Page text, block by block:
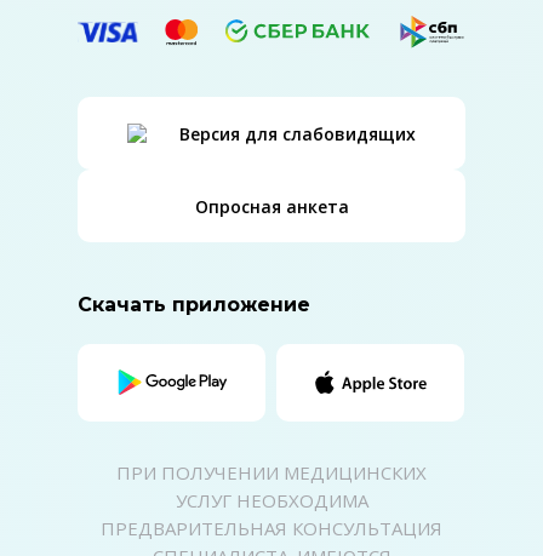
Скачать приложение
Версия для слабовидящих
Опросная анкета
ПРИ ПОЛУЧЕНИИ МЕДИЦИНСКИХ
УСЛУГ НЕОБХОДИМА
ПРЕДВАРИТЕЛЬНАЯ КОНСУЛЬТАЦИЯ